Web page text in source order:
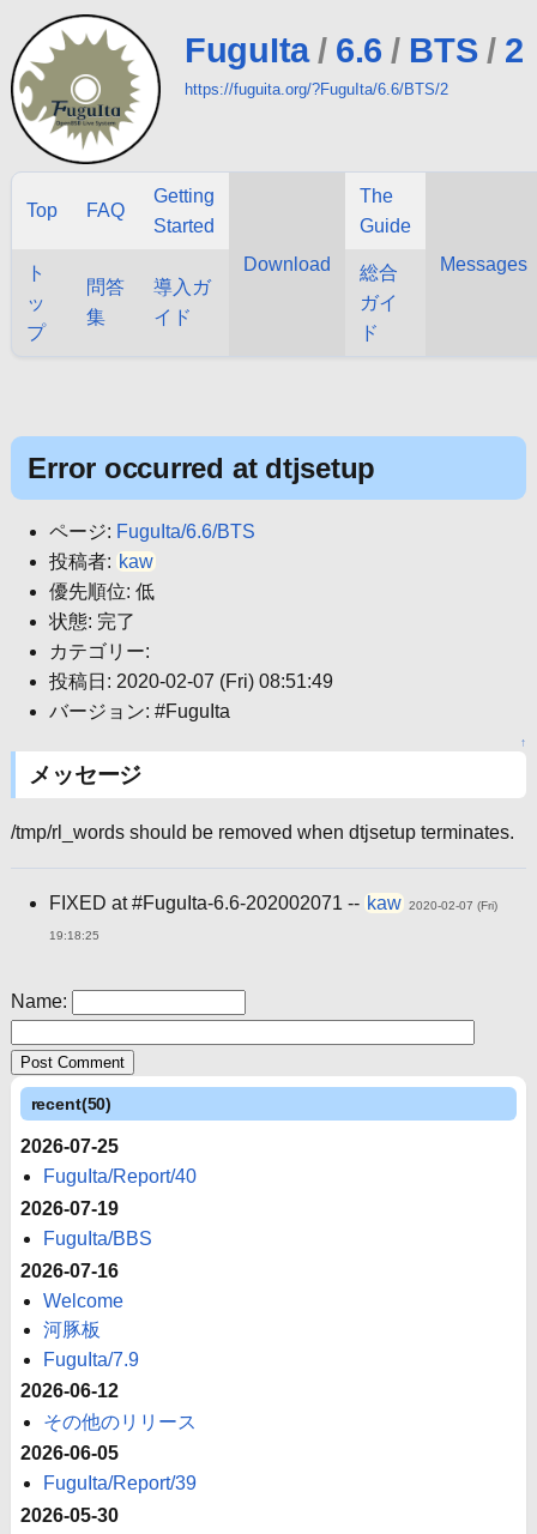
FuguIta / 6.6 / BTS / 2
https://fuguita.org/?FuguIta/6.6/BTS/2
Top FAQ
Getting
Started
Download
The
Guide
Messages
ト
ッ
プ
問答
集
導入ガ
イド
総合
ガイ
ド
Error occurred at dtjsetup
ページ: FuguIta/6.6/BTS
投稿者: kaw
優先順位: 低
状態: 完了
カテゴリー:
投稿日: 2020-02-07 (Fri) 08:51:49
バージョン: #FuguIta
↑
メッセージ
/tmp/rl_words should be removed when dtjsetup terminates.
FIXED at #FuguIta-6.6-202002071 -- kaw 2020-02-07 (Fri)
19:18:25
Name:
recent(50)
2026-07-25
FuguIta/Report/40
2026-07-19
FuguIta/BBS
2026-07-16
Welcome
河豚板
FuguIta/7.9
2026-06-12
その他のリリース
2026-06-05
FuguIta/Report/39
2026-05-30